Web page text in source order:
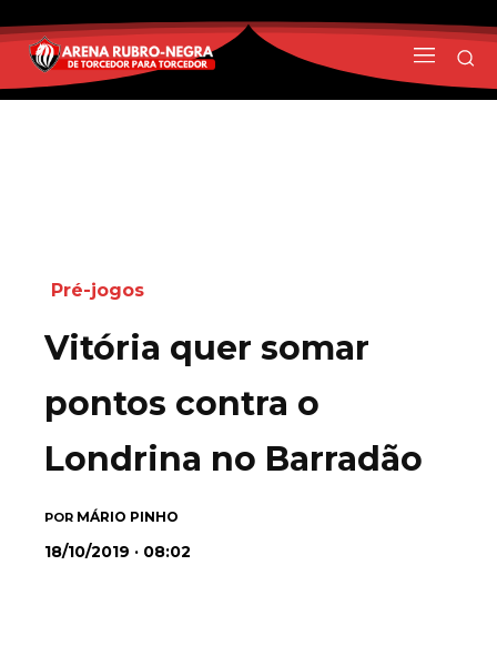
Pré-jogos
Vitória quer somar
pontos contra o
Londrina no Barradão
POR MÁRIO PINHO
18/10/2019 · 08:02